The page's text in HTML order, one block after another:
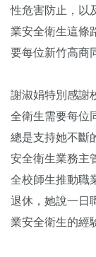
性危害防止，以
業安全衛生這條
要每位新竹高商
謝淑娟特別感謝
全衛生需要每位
總是支持她不斷
安全衛生業務主
全校師生推動職
退休，她說一日
業安全衛生的經